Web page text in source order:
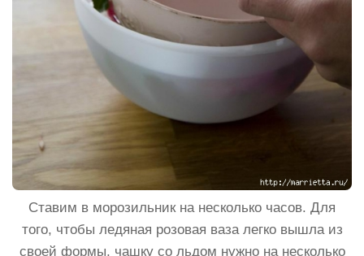
Ставим в морозильник на несколько часов. Для
того, чтобы ледяная розовая ваза легко вышла из
своей формы, чашку со льдом нужно на несколько